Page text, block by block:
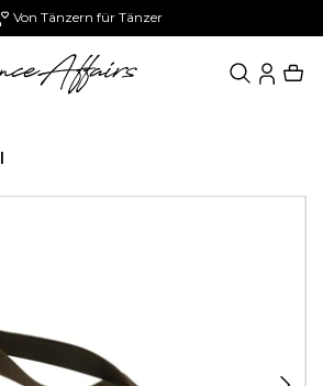
Von Tänzern für Tänzer